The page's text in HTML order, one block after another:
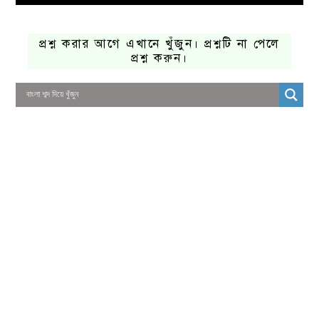
প্রশ্ন করার আগে এখানে খুঁজুন। প্রশ্নটি না পেলে
প্রশ্ন করুন।